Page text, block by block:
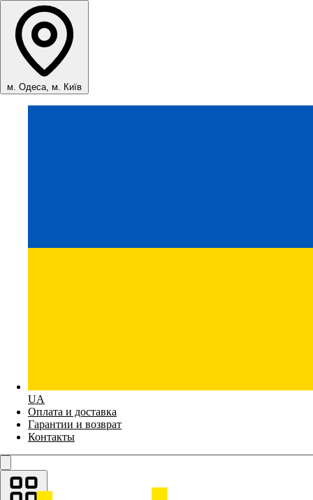
м. Одеса, м. Київ
UA
Оплата и доставка
Гарантии и возврат
Контакты